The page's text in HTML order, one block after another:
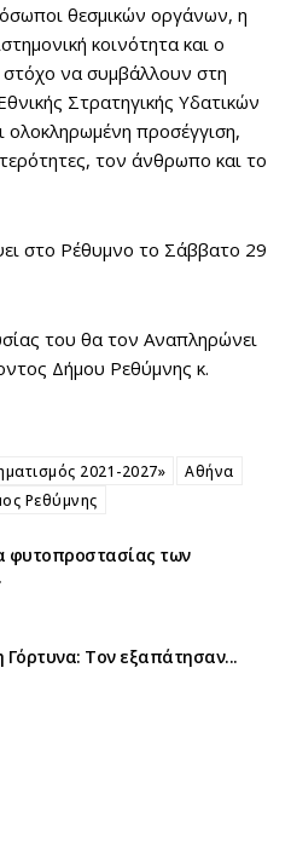
θεσμικών οργάνων, η
κοινότητα και ο
στόχο να συμβάλλουν στη
Στρατηγικής Υδατικών
ολοκληρωμένη προσέγγιση,
τον άνθρωπο και το
στο Ρέθυμνο το Σάββατο 29
του θα τον Αναπληρώνει
Δήμου Ρεθύμνης κ.
2021-2027»
Αθήνα
Ρεθύμνης
φυτοπροστασίας των
Τον εξαπάτησαν...